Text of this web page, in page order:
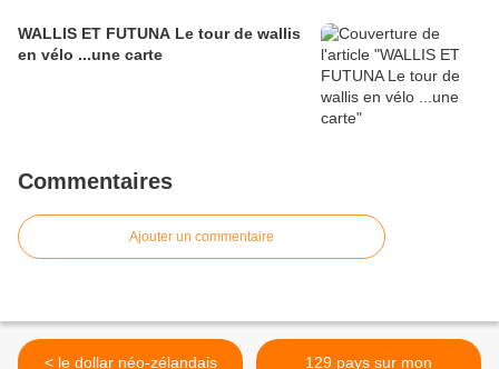
WALLIS ET FUTUNA Le tour de wallis
en vélo ...une carte
Commentaires
Ajouter un commentaire
< le dollar néo-zélandais
129 pays sur mon